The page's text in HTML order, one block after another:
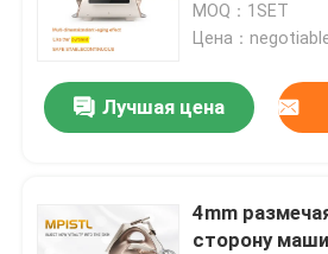
Продукты
MOQ：1SET
Цена：
Лучшая цена
4mm
сторону